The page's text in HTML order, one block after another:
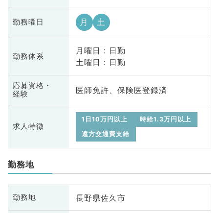
勤務曜日 月 土
勤務体系
月曜日 : 日勤
土曜日 : 日勤
応募資格・
経験
医師免許、保険医登録済
求人特徴
1日10万円以上
時給1.3万円以上
遠方交通費支給
勤務地
勤務地 長野県佐久市